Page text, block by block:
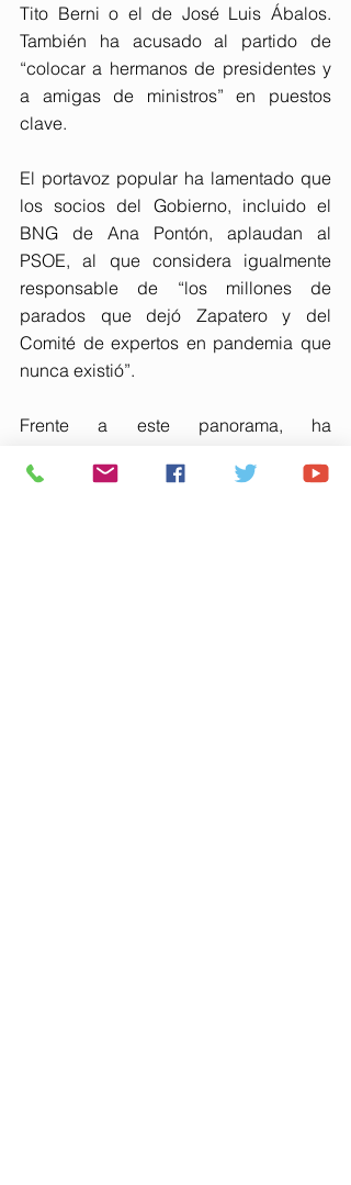
Tito Berni o el de José Luis Ábalos.
También ha acusado al partido de
“colocar a hermanos de presidentes y
a amigas de ministros” en puestos
clave.
El portavoz popular ha lamentado que
los socios del Gobierno, incluido el
BNG de Ana Pontón, aplaudan al
PSOE, al que considera igualmente
responsable de “los millones de
parados que dejó Zapatero y del
Comité de expertos en pandemia que
nunca existió”.
Frente a este panorama, ha
única alternativa viable, asegurando